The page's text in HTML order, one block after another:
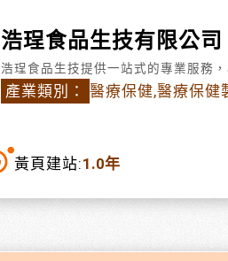
浩珵食品生技有限公司
浩珵食品生技提供一站式的專業服務
產業類別： 醫療保健,醫療保健
黃頁建站:1.0年